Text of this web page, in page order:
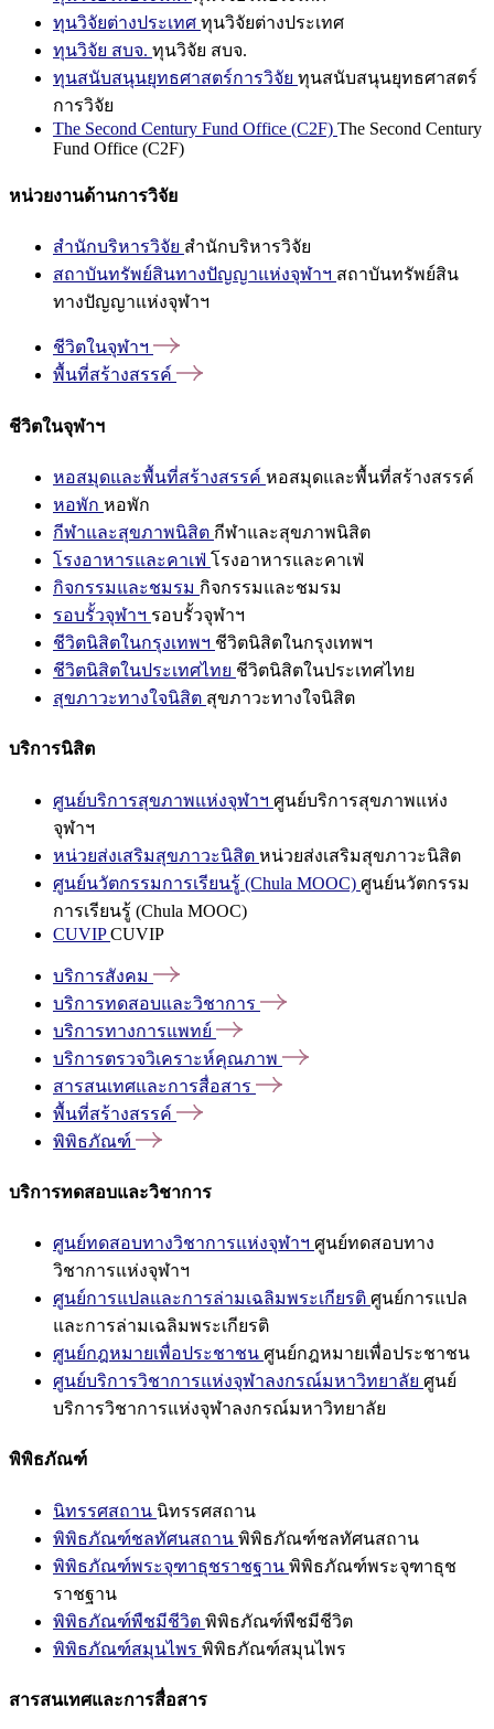
ทุนวิจัยต่างประเทศ ทุนวิจัยต่างประเทศ
ทุนวิจัย สบจ. ทุนวิจัย สบจ.
ทุนสนับสนุนยุทธศาสตร์การวิจัย ทุนสนับสนุนยุทธศาสตร์
การวิจัย
The Second Century Fund Office (C2F) The Second Century
Fund Office (C2F)
หน่วยงานด้านการวิจัย
สำนักบริหารวิจัย สำนักบริหารวิจัย
สถาบันทรัพย์สินทางปัญญาแห่งจุฬาฯ สถาบันทรัพย์สิน
ทางปัญญาแห่งจุฬาฯ
ชีวิตในจุฬาฯ
พื้นที่สร้างสรรค์
ชีวิตในจุฬาฯ
หอสมุดและพื้นที่สร้างสรรค์ หอสมุดและพื้นที่สร้างสรรค์
หอพัก หอพัก
กีฬาและสุขภาพนิสิต กีฬาและสุขภาพนิสิต
โรงอาหารและคาเฟ่ โรงอาหารและคาเฟ่
กิจกรรมและชมรม กิจกรรมและชมรม
รอบรั้วจุฬาฯ รอบรั้วจุฬาฯ
ชีวิตนิสิตในกรุงเทพฯ ชีวิตนิสิตในกรุงเทพฯ
ชีวิตนิสิตในประเทศไทย ชีวิตนิสิตในประเทศไทย
สุขภาวะทางใจนิสิต สุขภาวะทางใจนิสิต
บริการนิสิต
ศูนย์บริการสุขภาพแห่งจุฬาฯ ศูนย์บริการสุขภาพแห่ง
จุฬาฯ
หน่วยส่งเสริมสุขภาวะนิสิต หน่วยส่งเสริมสุขภาวะนิสิต
ศูนย์นวัตกรรมการเรียนรู้ (Chula MOOC) ศูนย์นวัตกรรม
การเรียนรู้ (Chula MOOC)
CUVIPCUVIP
บริการสังคม
บริการทดสอบและวิชาการ
บริการทางการแพทย์
บริการตรวจวิเคราะห์คุณภาพ
สารสนเทศและการสื่อสาร
พื้นที่สร้างสรรค์
พิพิธภัณฑ์
บริการทดสอบและวิชาการ
ศูนย์ทดสอบทางวิชาการแห่งจุฬาฯ ศูนย์ทดสอบทาง
วิชาการแห่งจุฬาฯ
ศูนย์การแปลและการล่ามเฉลิมพระเกียรติ ศูนย์การแปล
และการล่ามเฉลิมพระเกียรติ
ศูนย์กฎหมายเพื่อประชาชน ศูนย์กฎหมายเพื่อประชาชน
ศูนย์บริการวิชาการแห่งจุฬาลงกรณ์มหาวิทยาลัย ศูนย์
บริการวิชาการแห่งจุฬาลงกรณ์มหาวิทยาลัย
พิพิธภัณฑ์
นิทรรศสถาน นิทรรศสถาน
พิพิธภัณฑ์ชลทัศนสถาน พิพิธภัณฑ์ชลทัศนสถาน
พิพิธภัณฑ์พระจุฑาธุชราชฐาน พิพิธภัณฑ์พระจุฑาธุช
ราชฐาน
พิพิธภัณฑ์พืชมีชีวิต พิพิธภัณฑ์พืชมีชีวิต
พิพิธภัณฑ์สมุนไพร พิพิธภัณฑ์สมุนไพร
สารสนเทศและการสื่อสาร